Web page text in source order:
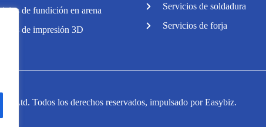
de fundición en arena
de impresión 3D
Servicios de soldadura
Servicios de forja
Ltd. Todos los derechos reservados, impulsado porEasybiz.